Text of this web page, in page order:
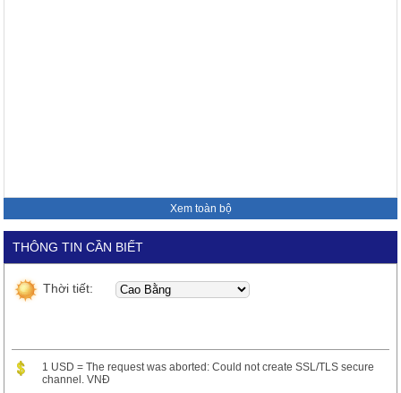
Xem toàn bộ
THÔNG TIN CẦN BIẾT
Thời tiết:
1 USD = The request was aborted: Could not create SSL/TLS secure
channel. VNĐ